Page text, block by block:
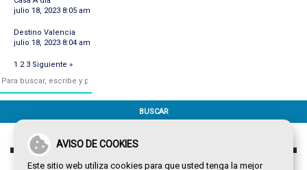
AVISO DE COOKIES
Este sitio web utiliza cookies para que usted tenga la mejor
julio 18, 2023 8:05 am
Destino Valencia
julio 18, 2023 8:04 am
1 2 3 Siguiente »
BUSCAR